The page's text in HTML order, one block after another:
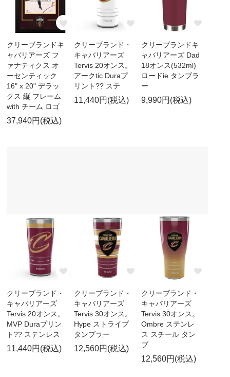
クリーブランドキ
ャバリアーズ フ
ァナティクス オ
ーセンティック
16" x 20" デラッ
クス 縦 フレーム
with チーム ロゴ
37,940円(税込)
クリーブランド・
キャバリアーズ
Tervis 20オンス。
アークtic Duraプ
リント?? ステ
11,440円(税込)
クリーブランドキ
ャバリアーズ Dad
18オンス(532ml)
ロードie タンブラ
ー
9,990円(税込)
クリーブランド・
キャバリアーズ
Tervis 20オンス。
MVP Duraプリン
ト?? ステンレス
11,440円(税込)
クリーブランド・
キャバリアーズ
Tervis 30オンス。
Hype ストライプ
タンブラー
12,560円(税込)
クリーブランド・
キャバリアーズ
Tervis 30オンス。
Ombre ステンレ
ス スチール タン
ブ
12,560円(税込)